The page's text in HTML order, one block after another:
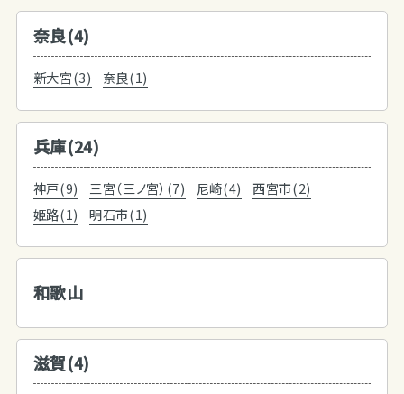
奈良(4)
新大宮(3) 奈良(1)
兵庫(24)
神戸(9) 三宮（三ノ宮）(7) 尼崎(4)
西宮市(2)
姫路(1)
明石市(1)
和歌山
滋賀(4)